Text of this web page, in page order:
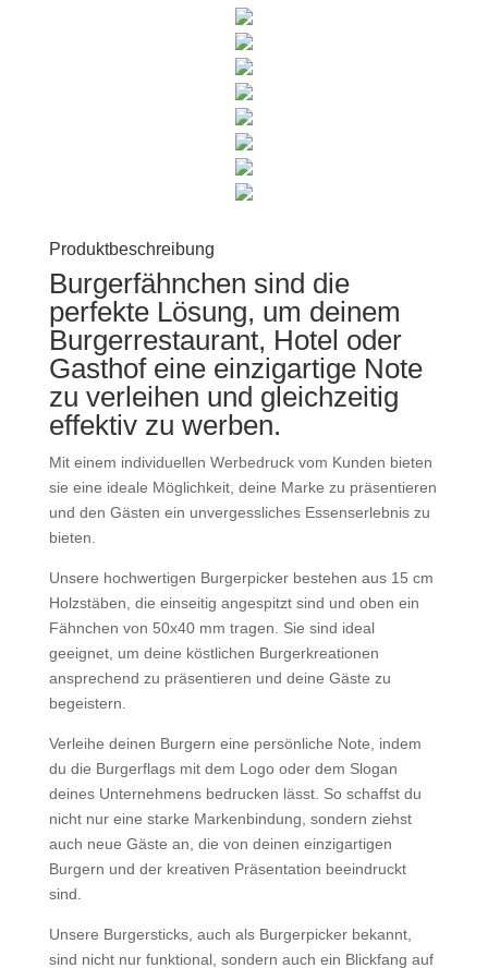
Produktbeschreibung
Burgerfähnchen sind die
perfekte Lösung, um deinem
Burgerrestaurant, Hotel oder
Gasthof eine einzigartige Note
zu verleihen und gleichzeitig
effektiv zu werben.
Mit einem individuellen Werbedruck vom Kunden bieten
sie eine ideale Möglichkeit, deine Marke zu präsentieren
und den Gästen ein unvergessliches Essenserlebnis zu
bieten.
Unsere hochwertigen Burgerpicker bestehen aus 15 cm
Holzstäben, die einseitig angespitzt sind und oben ein
Fähnchen von 50x40 mm tragen. Sie sind ideal
geeignet, um deine köstlichen Burgerkreationen
ansprechend zu präsentieren und deine Gäste zu
begeistern.
Verleihe deinen Burgern eine persönliche Note, indem
du die Burgerflags mit dem Logo oder dem Slogan
deines Unternehmens bedrucken lässt. So schaffst du
nicht nur eine starke Markenbindung, sondern ziehst
auch neue Gäste an, die von deinen einzigartigen
Burgern und der kreativen Präsentation beeindruckt
sind.
Unsere Burgersticks, auch als Burgerpicker bekannt,
sind nicht nur funktional, sondern auch ein Blickfang auf